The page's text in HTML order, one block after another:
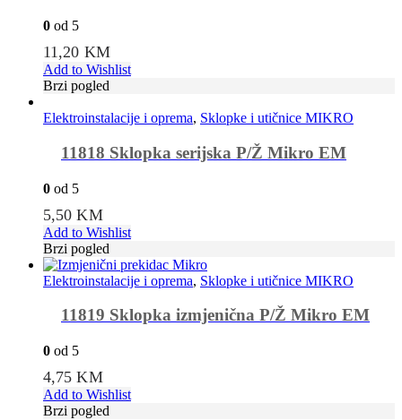
0 od 5
11,20 KM
Add to Wishlist
Brzi pogled
Elektroinstalacije i oprema, Sklopke i utičnice MIKRO
11818 Sklopka serijska P/Ž Mikro EM
0 od 5
5,50KM
Add to Wishlist
Brzi pogled
Elektroinstalacije i oprema, Sklopke i utičnice MIKRO
11819 Sklopka izmjenična P/Ž Mikro EM
0 od 5
4,75KM
Add to Wishlist
Brzi pogled